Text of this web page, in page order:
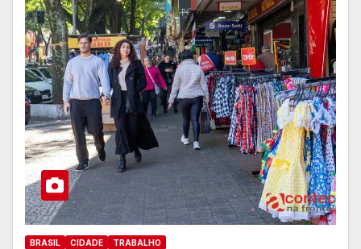
BRASIL CIDADE TRABALHO